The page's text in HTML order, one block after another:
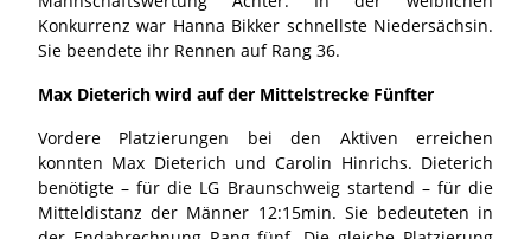
Konkurrenz war Hanna Bikker schnellste Niedersächsin.
Sie beendete ihr Rennen auf Rang 36.
Max Dieterich wird auf der Mittelstrecke Fünfter
Vordere Platzierungen bei den Aktiven erreichen
konnten Max Dieterich und Carolin Hinrichs. Dieterich
benötigte – für die LG Braunschweig startend – für die
Mitteldistanz der Männer 12:15min. Sie bedeuteten in